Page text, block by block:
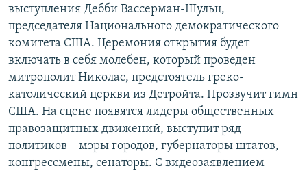
выступления Дебби Вассерман-Шульц,
председателя Национального демократического
комитета США. Церемония открытия будет
включать в себя молебен, который проведен
митрополит Николас, предстоятель греко-
католический церкви из Детройта. Прозвучит гимн
США. На сцене появятся лидеры общественных
правозащитных движений, выступит ряд
политиков – мэры городов, губернаторы штатов,
конгрессмены, сенаторы. С видеозаявлением